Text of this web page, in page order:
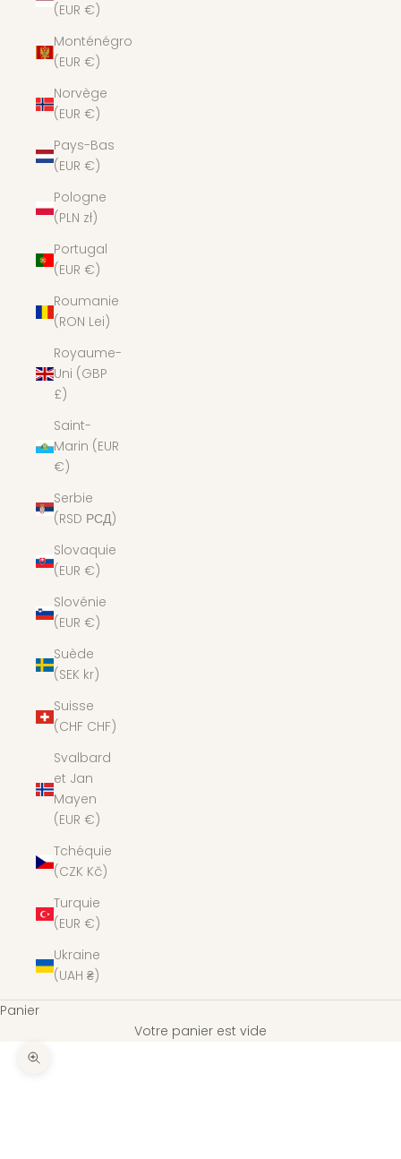
(EUR €)
Monténégro
(EUR €)
Norvège
(EUR €)
Pays-Bas
(EUR €)
Pologne
(PLN zł)
Portugal
(EUR €)
Roumanie
(RON Lei)
Royaume-
Uni (GBP
£)
Saint-
Marin (EUR
€)
Serbie
(RSD РСД)
Slovaquie
(EUR €)
Slovénie
(EUR €)
Suède
(SEK kr)
Suisse
(CHF CHF)
Svalbard
et Jan
Mayen
(EUR €)
Tchéquie
(CZK Kč)
Turquie
(EUR €)
Ukraine
(UAH ₴)
Panier
Votre panier est vide
Zoomer sur l'image